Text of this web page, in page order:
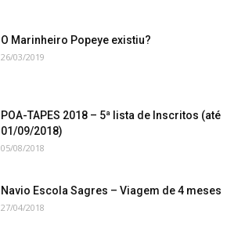
O Marinheiro Popeye existiu?
26/03/2019
POA-TAPES 2018 – 5ª lista de Inscritos (até
01/09/2018)
05/08/2018
Navio Escola Sagres – Viagem de 4 meses
27/04/2018